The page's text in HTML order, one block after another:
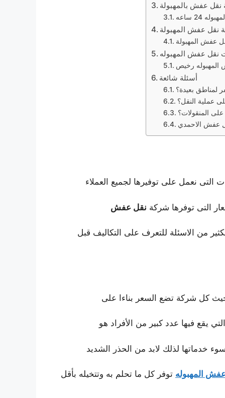
عفش بالمهبولة
24 ساعه
نقل عفش المهبولة
عفش المهبولة
نقل عفش المهبوله
رخيص
أسئلة شائعة
لمناطق بعيدة؟
عملية النقل؟
المنقولات؟
عفش الاحمدي
التى نعمل على توفيرها لجميع العملاء
التى توفرها شركة نقل عفش
من الاسئلة للتعرف على التكاليف قبل
كل شركة تضع السعر بناءا على
يقع فيها عدد كبير من الأفراد هو
خدماتها لذلك لابد من الحذر الشديد
المهبوله توفر كل ما تحلم به وتتخيله بأقل